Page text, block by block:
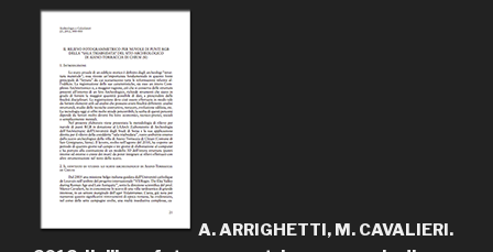
A. ARRIGHETTI, M. CAVALIERI.